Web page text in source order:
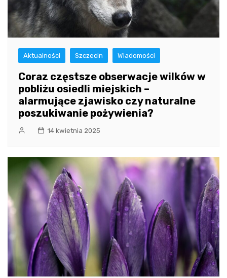
Aktualności Szczecin Wiadomości
Coraz częstsze obserwacje wilków w
pobliżu osiedli miejskich –
alarmujące zjawisko czy naturalne
poszukiwanie pożywienia?
14 kwietnia 2025